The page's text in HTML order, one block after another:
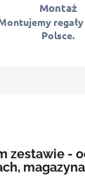
Montaż
regały
Polsce.
zestawie -